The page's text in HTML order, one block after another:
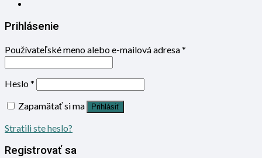
Prihlásenie
Používateľské meno alebo e-mailová adresa*
Heslo*
Zapamätať si ma
Prihlásiť
Stratili ste heslo?
Registrovať sa